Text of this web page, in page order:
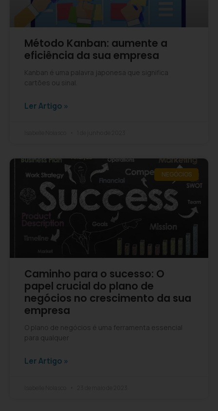
Método Kanban: aumente a
eficiência da sua empresa
Kanban é uma palavra japonesa que significa
cartões ou sinal.
Ler Artigo »
NEGÓCIOS
Caminho para o sucesso: O
papel crucial do plano de
negócios no crescimento da sua
empresa
O plano de negócios é uma ferramenta essencial
para qualquer
Ler Artigo »